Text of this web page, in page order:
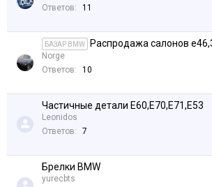
Ответов:
11
БАЗАР BMW Распродажа салонов
Norge
Ответов:
10
Частичные детали E60,E70,E71,E53
Leonidos
Ответов:
7
Брелки BMW
yurecbts